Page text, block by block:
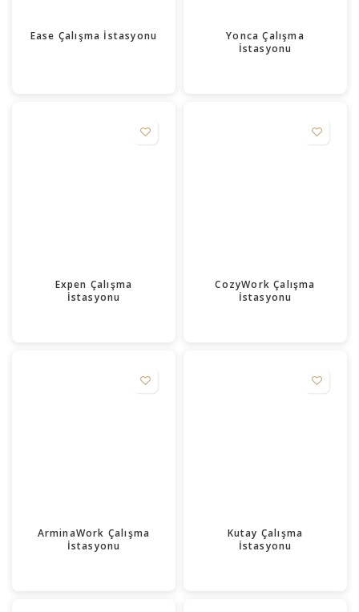
Ease Çalışma İstasyonu
Yonca Çalışma
İstasyonu
Expen Çalışma
İstasyonu
CozyWork Çalışma
İstasyonu
ArminaWork Çalışma
İstasyonu
Kutay Çalışma
İstasyonu